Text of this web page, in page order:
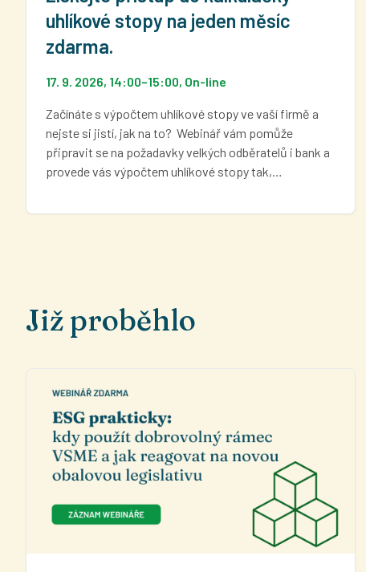
uhlíkové stopy na jeden měsíc
zdarma.
17. 9. 2026, 14:00–15:00, On-line
Začínáte s výpočtem uhlíkové stopy ve vaší firmě a
nejste si jistí, jak na to? Webinář vám pomůže
připravit se na požadavky velkých odběratelů i bank a
provede vás výpočtem uhlíkové stopy tak,…
Již proběhlo